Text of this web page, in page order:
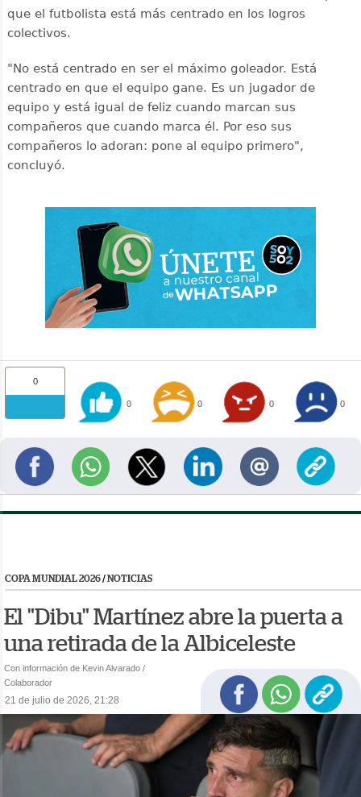
que el futbolista está más centrado en los logros
colectivos.
"No está centrado en ser el máximo goleador. Está
centrado en que el equipo gane. Es un jugador de
equipo y está igual de feliz cuando marcan sus
compañeros que cuando marca él. Por eso sus
compañeros lo adoran: pone al equipo primero",
concluyó.
0
0 0 0 0
COPA MUNDIAL 2026/NOTICIAS
El "Dibu" Martínez abre la puerta a
una retirada de la Albiceleste
Con información de Kevin Alvarado /
Colaborador
21 de julio de 2026, 21:28